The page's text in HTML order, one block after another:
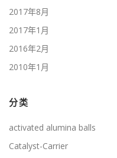
2017年8月
2017年1月
2016年2月
2010年1月
分类
activated alumina balls
Catalyst-Carrier